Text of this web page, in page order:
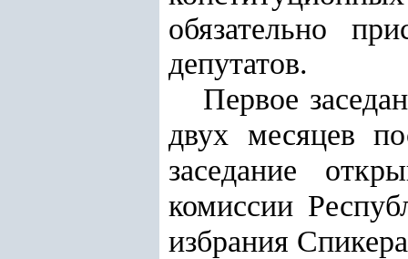
обязательно
депутатов.
Первое
двух месяцев
заседание
комиссии
избрания